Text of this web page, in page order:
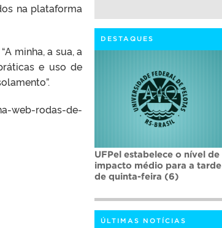
na plataforma
minha, a sua, a
e uso de
web-rodas-de-
DESTAQUES
UFPel estabelece o nível de
impacto médio para a tarde
de quinta-feira (6)
ÚLTIMAS NOTÍCIAS